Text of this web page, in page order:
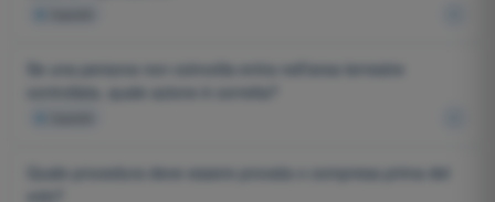
Se una persona non coinvolta entra nell'area terrestre
controllata, quale azione è corretta?
Quale procedura deve essere provata o compresa prima del